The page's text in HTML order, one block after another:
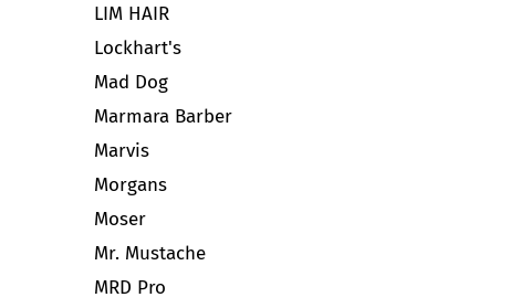
LIM HAIR
Lockhart's
Mad Dog
Marmara Barber
Marvis
Morgans
Moser
Mr. Mustache
MRD Pro